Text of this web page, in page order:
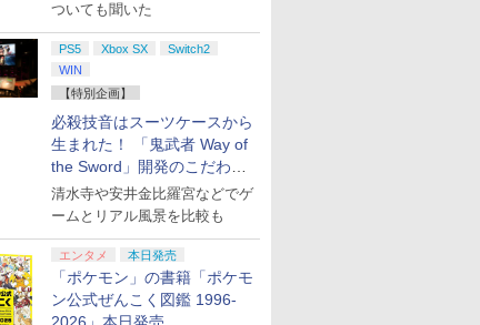
ついても聞いた
PS5 Xbox SX
Switch2
WIN
【特別企画】
必殺技音はスーツケースから
生まれた！ 「鬼武者 Way of
the Sword」開発のこだわり
を目撃！
清水寺や安井金比羅宮などでゲ
ームとリアル風景を比較も
エンタメ 本日発売
「ポケモン」の書籍「ポケモ
ン公式ぜんこく図鑑 1996-